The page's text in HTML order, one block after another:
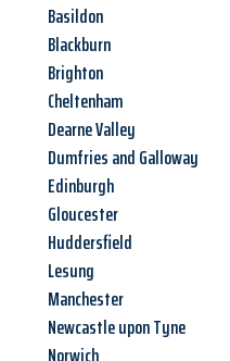
Basildon
Blackburn
Brighton
Cheltenham
Dearne Valley
Dumfries and Galloway
Edinburgh
Gloucester
Huddersfield
Lesung
Manchester
Newcastle upon Tyne